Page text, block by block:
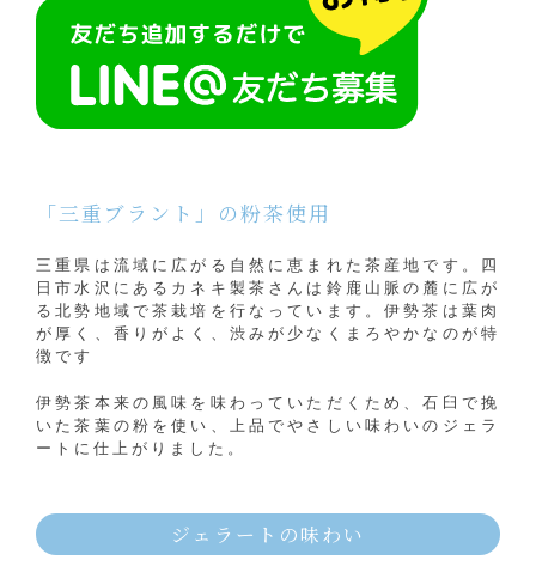
「三重ブラント」の粉茶使用
三重県は流域に広がる自然に恵まれた茶産地です。四
日市水沢にあるカネキ製茶さんは鈴鹿山脈の麓に広が
る北勢地域で茶栽培を行なっています。伊勢茶は葉肉
が厚く、香りがよく、渋みが少なくまろやかなのが特
徴です
伊勢茶本来の風味を味わっていただくため、石臼で挽
いた茶葉の粉を使い、上品でやさしい味わいのジェラ
ートに仕上がりました。
ジェラートの味わい